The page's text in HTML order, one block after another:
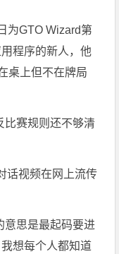
为GTO Wizard第
程序的新人，他
桌上但不在牌局
比赛规则还不够清
话视频在网上流传
意思是最起码要进
想每个人都知道